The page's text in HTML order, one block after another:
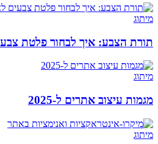
מיתוג
תורת הצבע: איך לבחור פלטת
מיתוג
מגמות עיצוב אתרים ל-2025
מיתוג